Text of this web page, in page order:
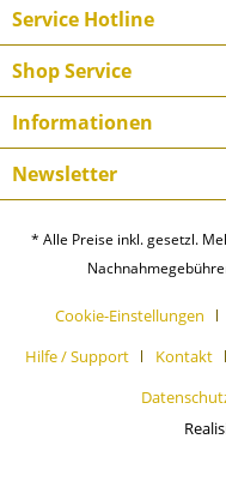
Service Hotline
Shop Service
Informationen
Newsletter
* Alle Preise inkl. gesetzl.
Cookie-Einstellungen
Hilfe / Support
Kontakt